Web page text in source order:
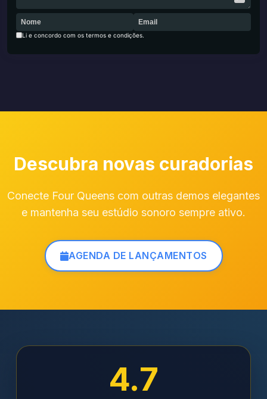
Li e concordo com os termos e condições.
Descubra novas curadorias
Conecte Four Queens com outras demos elegantes
e mantenha seu estúdio sonoro sempre ativo.
AGENDA DE LANÇAMENTOS
4.7